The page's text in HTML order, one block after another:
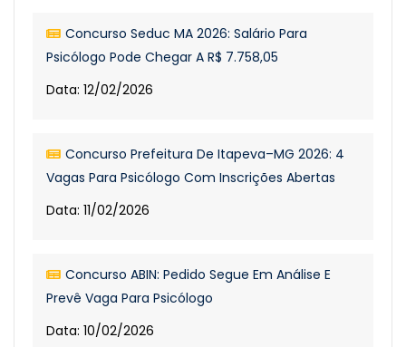
Concurso Seduc MA 2026: Salário Para
Psicólogo Pode Chegar A R$ 7.758,05
Data: 12/02/2026
Concurso Prefeitura De Itapeva–MG 2026: 4
Vagas Para Psicólogo Com Inscrições Abertas
Data: 11/02/2026
Concurso ABIN: Pedido Segue Em Análise E
Prevê Vaga Para Psicólogo
Data: 10/02/2026